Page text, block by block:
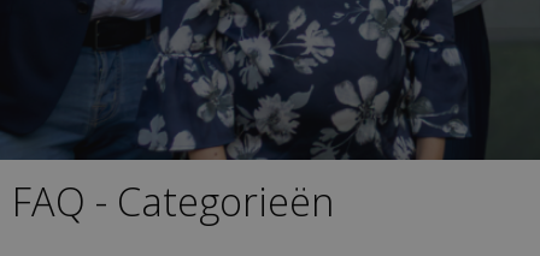
FAQ - Categorieën